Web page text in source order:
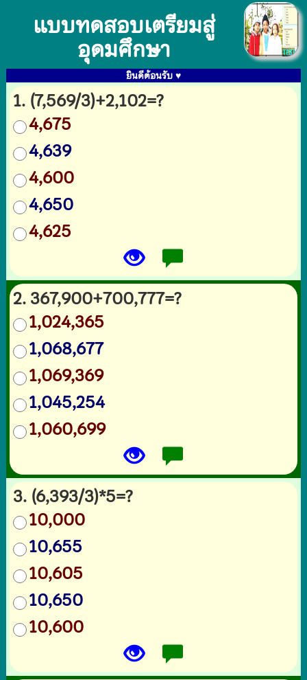
แบบทดสอบเตรียมสู่
อุดมศึกษา
ยินดีต้อนรับ ♥
1. (7,569/3)+2,102=?
4,675
4,639
4,600
4,650
4,625
2. 367,900+700,777=?
1,024,365
1,068,677
1,069,369
1,045,254
1,060,699
3. (6,393/3)*5=?
10,000
10,655
10,605
10,650
10,600